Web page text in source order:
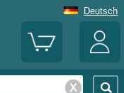
Deutsch